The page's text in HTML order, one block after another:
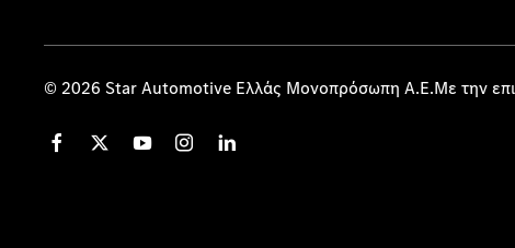
© 2026 Star Automotive Ελλάς Μονοπρόσωπη Α.Ε.Με την